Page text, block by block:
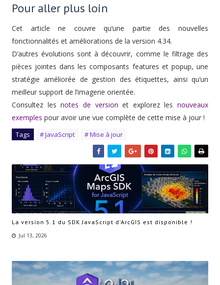
Pour aller plus loin
Cet article ne couvre qu’une partie des nouvelles
fonctionnalités et améliorations de la version 4.34.
D’autres évolutions sont à découvrir, comme le filtrage des
pièces jointes dans les composants features et popup, une
stratégie améliorée de gestion des étiquettes, ainsi qu’un
meilleur support de l’imagerie orientée.
Consultez lesnotes de version et explorez lesnouveaux
exemples pour avoir une vue complète de cette mise à jour !
Tags # JavaScript # Mise à jour
La version 5.1 du SDK JavaScript d'ArcGIS est disponible !
Jul 13, 2026